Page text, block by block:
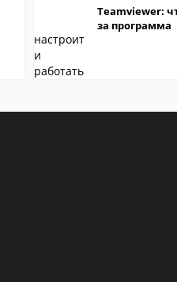
Teamviewer:
за программа